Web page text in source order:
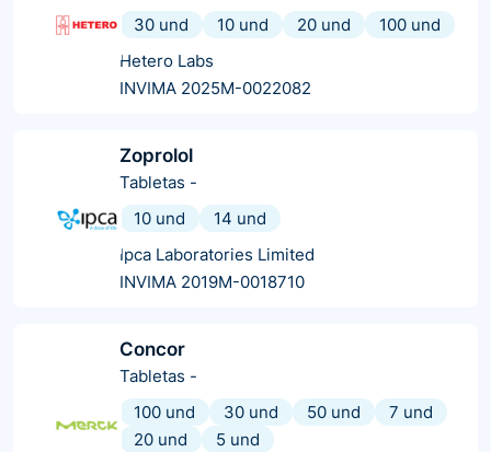
30 und
10 und 20 und
100 und
Hetero Labs
INVIMA 2025M-0022082
Zoprolol
Tabletas -
10 und
14 und
Ipca Laboratories Limited
INVIMA 2019M-0018710
Concor
Tabletas -
100 und
30 und 50 und
7 und
20 und
5 und